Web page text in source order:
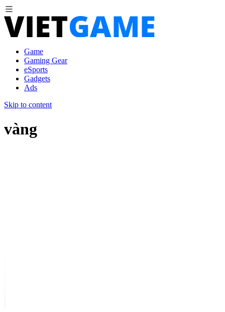
Game
Gaming Gear
eSports
Gadgets
Ads
Skip to content
vàng